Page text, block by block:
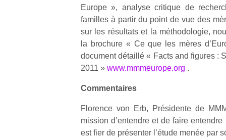
Europe », analyse critique de
familles à partir du point de vue des
sur les résultats et la méthodologie,
la brochure « Ce que les mères
document détaillé « Facts and figures :
2011 » www.mmmeurope.org .
Commentaires
Florence von Erb, Présidente de
mission d’entendre et de faire
est fier de présenter l’étude menée par